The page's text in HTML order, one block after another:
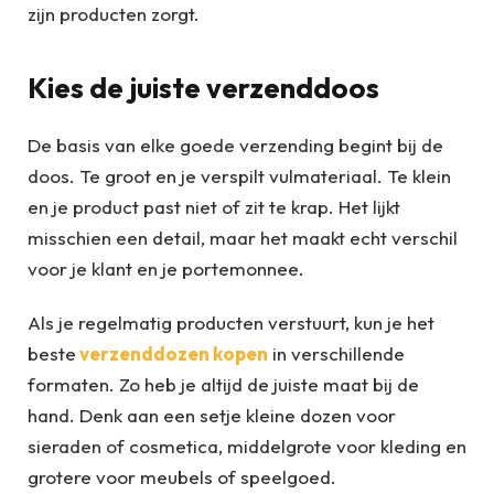
zijn producten zorgt.
Kies de juiste verzenddoos
De basis van elke goede verzending begint bij de
doos. Te groot en je verspilt vulmateriaal. Te klein
en je product past niet of zit te krap. Het lijkt
misschien een detail, maar het maakt echt verschil
voor je klant en je portemonnee.
Als je regelmatig producten verstuurt, kun je het
besteverzenddozen kopen in verschillende
formaten. Zo heb je altijd de juiste maat bij de
hand. Denk aan een setje kleine dozen voor
sieraden of cosmetica, middelgrote voor kleding en
grotere voor meubels of speelgoed.